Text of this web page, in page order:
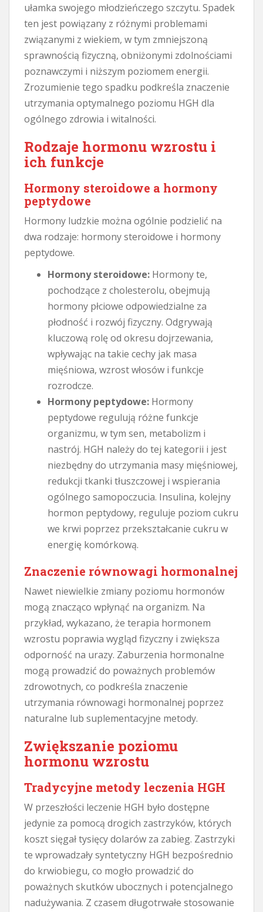
ułamka swojego młodzieńczego szczytu. Spadek
ten jest powiązany z różnymi problemami
związanymi z wiekiem, w tym zmniejszoną
sprawnością fizyczną, obniżonymi zdolnościami
poznawczymi i niższym poziomem energii.
Zrozumienie tego spadku podkreśla znaczenie
utrzymania optymalnego poziomu HGH dla
ogólnego zdrowia i witalności.
Rodzaje hormonu wzrostu i
ich funkcje
Hormony steroidowe a hormony
peptydowe
Hormony ludzkie można ogólnie podzielić na
dwa rodzaje: hormony steroidowe i hormony
peptydowe.
Hormony steroidowe: Hormony te,
pochodzące z cholesterolu, obejmują
hormony płciowe odpowiedzialne za
płodność i rozwój fizyczny. Odgrywają
kluczową rolę od okresu dojrzewania,
wpływając na takie cechy jak masa
mięśniowa, wzrost włosów i funkcje
rozrodcze.
Hormony peptydowe: Hormony
peptydowe regulują różne funkcje
organizmu, w tym sen, metabolizm i
nastrój. HGH należy do tej kategorii i jest
niezbędny do utrzymania masy mięśniowej,
redukcji tkanki tłuszczowej i wspierania
ogólnego samopoczucia. Insulina, kolejny
hormon peptydowy, reguluje poziom cukru
we krwi poprzez przekształcanie cukru w ​​
energię komórkową.
Znaczenie równowagi hormonalnej
Nawet niewielkie zmiany poziomu hormonów
mogą znacząco wpłynąć na organizm. Na
przykład, wykazano, że terapia hormonem
wzrostu poprawia wygląd fizyczny i zwiększa
odporność na urazy. Zaburzenia hormonalne
mogą prowadzić do poważnych problemów
zdrowotnych, co podkreśla znaczenie
utrzymania równowagi hormonalnej poprzez
naturalne lub suplementacyjne metody.
Zwiększanie poziomu
hormonu wzrostu
Tradycyjne metody leczenia HGH
W przeszłości leczenie HGH było dostępne
jedynie za pomocą drogich zastrzyków, których
koszt sięgał tysięcy dolarów za zabieg. Zastrzyki
te wprowadzały syntetyczny HGH bezpośrednio
do krwiobiegu, co mogło prowadzić do
poważnych skutków ubocznych i potencjalnego
nadużywania. Z czasem długotrwałe stosowanie